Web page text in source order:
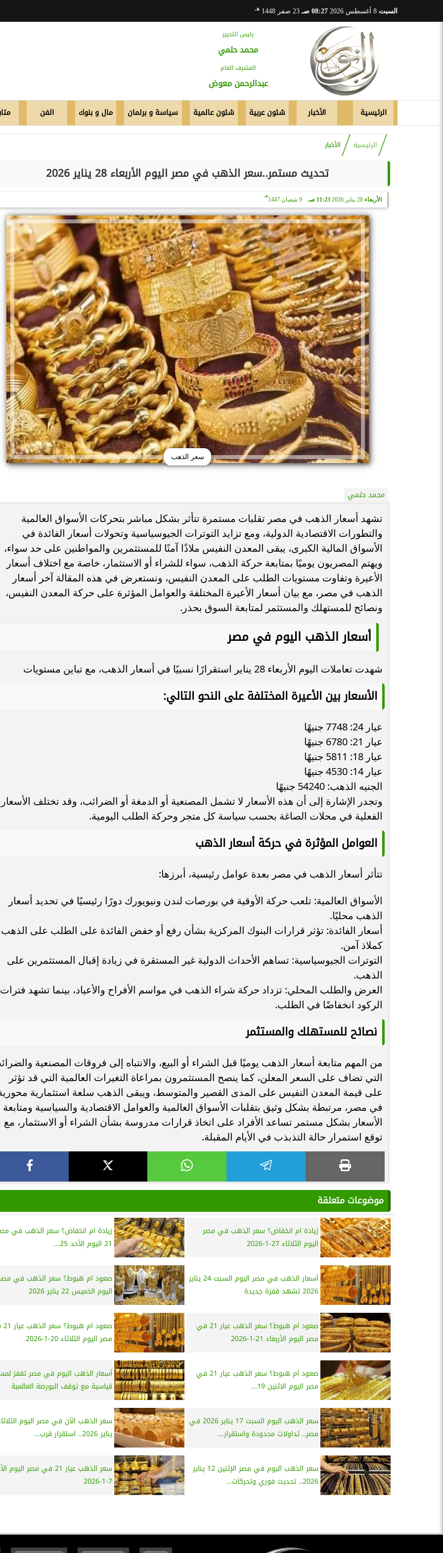
السبت 08:27 صـ 23 صفر 1448 هـ
رئيس التحرير
محمد حلمي
المشرف العام
عبدالرحمن معوض
الرئيسية الأخبار شئون عربية شئون عالمية سياسة و برلمان مال و بنوك الفن
الرئيسية الأخبار
تحديث مستمر..سعر الذهب في مصر اليوم الأربعاء 28 يناير 2026
الأربعاء 28 يناير 2026 11:23 صـ 9 شعبان 1447
هـ
سعر الذهب
محمد حلمي
تشهد أسعار الذهب في مصر تقلبات مستمرة تتأثر بشكل مباشر بتحركات الأسواق العالمية
والتطورات الاقتصادية الدولية، ومع تزايد التوترات الجيوسياسية وتحولات أسعار الفائدة في
الأسواق المالية الكبرى، يبقى المعدن النفيس ملاذًا آمنًا للمستثمرين والمواطنين على حد سواء،
ويهتم المصريون يوميًا بمتابعة حركة الذهب، سواء للشراء أو الاستثمار، خاصة مع اختلاف أسعار
الأعيرة وتفاوت مستويات الطلب على المعدن النفيس، ونستعرض في هذه المقالة آخر أسعار
الذهب في مصر، مع بيان أسعار الأعيرة المختلفة والعوامل المؤثرة على حركة المعدن النفيس،
ونصائح للمستهلك والمستثمر لمتابعة السوق بحذر.
أسعار الذهب اليوم في مصر
شهدت تعاملات اليوم الأربعاء 28 يناير استقرارًا نسبيًا في أسعار الذهب، مع تباين مستويات
الأسعار بين الأعيرة المختلفة على النحو التالي:
عيار 24: 7748 جنيهًا
عيار 21: 6780 جنيهًا
عيار 18: 5811 جنيهًا
عيار 14: 4530 جنيهًا
الجنيه الذهب: 54240 جنيهًا
وتجدر الإشارة إلى أن هذه الأسعار لا تشمل المصنعية أو الدمغة أو الضرائب، وقد تختلف الأسعار
الفعلية في محلات الصاغة بحسب سياسة كل متجر وحركة الطلب اليومية.
العوامل المؤثرة في حركة أسعار الذهب
تتأثر أسعار الذهب في مصر بعدة عوامل رئيسية، أبرزها:
الأسواق العالمية: تلعب حركة الأوقية في بورصات لندن ونيويورك دورًا رئيسيًا في تحديد أسعار
الذهب محليًا.
أسعار الفائدة: تؤثر قرارات البنوك المركزية بشأن رفع أو خفض الفائدة على الطلب على الذهب
كملاذ آمن.
التوترات الجيوسياسية: تساهم الأحداث الدولية غير المستقرة في زيادة إقبال المستثمرين على
الذهب.
العرض والطلب المحلي: تزداد حركة شراء الذهب في مواسم الأفراح والأعياد، بينما تشهد فترات
الركود انخفاضًا في الطلب.
نصائح للمستهلك والمستثمر
من المهم متابعة أسعار الذهب يوميًا قبل الشراء أو البيع، والانتباه إلى فروقات المصنعية
التي تضاف على السعر المعلن، كما ينصح المستثمرون بمراعاة التغيرات العالمية التي قد تؤثر
على قيمة المعدن النفيس على المدى القصير والمتوسط، ويبقى الذهب سلعة استثمارية
في مصر، مرتبطة بشكل وثيق بتقلبات الأسواق العالمية والعوامل الاقتصادية والسياسية ومتابعة
الأسعار بشكل مستمر تساعد الأفراد على اتخاذ قرارات مدروسة بشأن الشراء أو الاستثمار، مع
توقع استمرار حالة التذبذب في الأيام المقبلة.
موضوعات متعلقة
زيادة ام انخفاض؟ سعر الذهب في مصر
اليوم الثلاثاء 27-1-2026
زيادة ام انخفاض؟ سعر الذهب في
21 اليوم الأحد 25...
أسعار الذهب في مصر اليوم السبت 24 يناير
2026 تشهد قفزة جديدة
صعود ام هبوط؟ سعر الذهب في
اليوم الخميس 22 يناير 2026
صعود ام هبوط؟ سعر الذهب عيار 21 في
مصر اليوم الأربعاء 21-1-2026
مصر اليوم الثلاثاء 20-1-2026
صعود ام هبوط؟ سعر الذهب عيار 21 في
مصر اليوم الاثنين 19...
أسعار الذهب اليوم في مصر تقفز
قياسية مع توقف البورصة العالمية
سعر الذهب اليوم السبت 17 يناير 2026 في
مصر.. تداولات محدودة واستقرار...
يناير 2026.. استقرار قرب...
سعر الذهب اليوم في مصر الإثنين 12 يناير
2026.. تحديث فوري وتحركات...
سعر الذهب عيار 21 في مصر
7-1-2026